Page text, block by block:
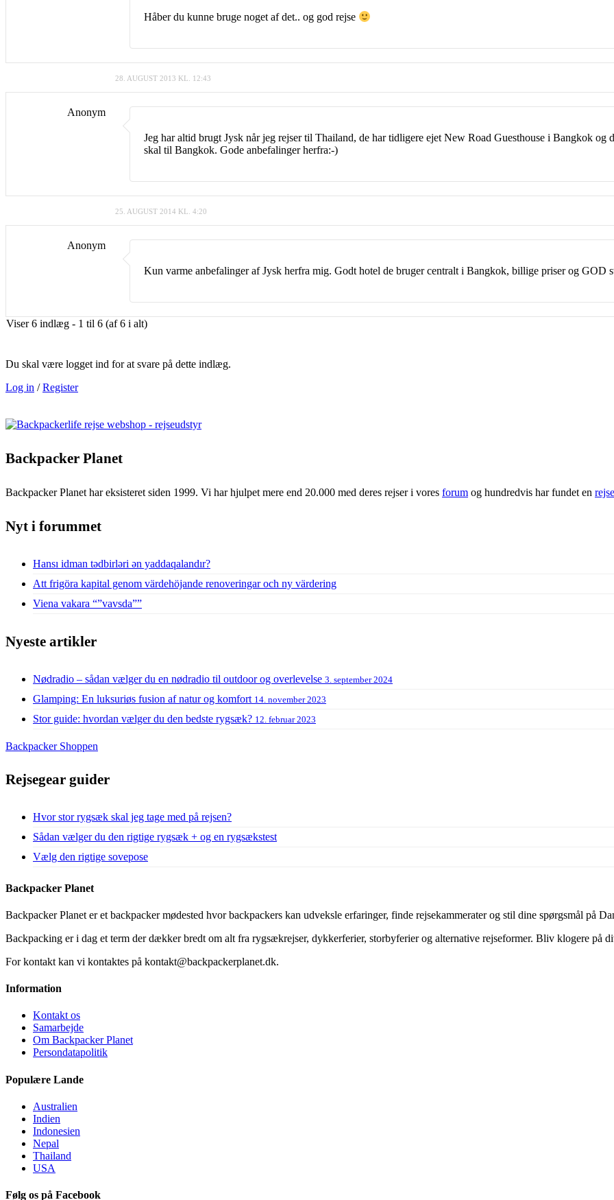
Håber du kunne bruge noget af det.. og god rejse
28. AUGUST 2013 KL. 12:43
Anonym
Jeg har altid brugt Jysk når jeg rejser til Thailand, de har tidligere ejet New Road Guesthouse i Bangkok og
skal til Bangkok. Gode anbefalinger herfra:-)
25. AUGUST 2014 KL. 4:20
Anonym
Kun varme anbefalinger af Jysk herfra mig. Godt hotel de bruger centralt i Bangkok, billige priser og GOD
Viser 6 indlæg - 1 til 6 (af 6 i alt)
Du skal være logget ind for at svare på dette indlæg.
Log in /Register
Backpacker Planet
Backpacker Planet har eksisteret siden 1999. Vi har hjulpet mere end 20.000 med deres rejser i vores forum og hundredvis har fundet en
Nyt i forummet
Hansı idman tədbirləri ən yaddaqalandır?
Att frigöra kapital genom värdehöjande renoveringar och ny värdering
Viena vakara “”vavsda””
Nyeste artikler
Nødradio – sådan vælger du en nødradio til outdoor og overlevelse 3. september 2024
Glamping: En luksuriøs fusion af natur og komfort 14. november 2023
Stor guide: hvordan vælger du den bedste rygsæk? 12. februar 2023
Backpacker Shoppen
Rejsegear guider
Hvor stor rygsæk skal jeg tage med på rejsen?
Sådan vælger du den rigtige rygsæk + og en rygsækstest
Vælg den rigtige sovepose
Backpacker Planet
Backpacker Planet er et backpacker mødested hvor backpackers kan udveksle erfaringer, finde rejsekammerater og stil dine spørgsmål på
Backpacking er i dag et term der dækker bredt om alt fra rygsækrejser, dykkerferier, storbyferier og alternative rejseformer. Bliv klogere på
For kontakt kan vi kontaktes på kontakt@backpackerplanet.dk.
Information
Kontakt os
Samarbejde
Om Backpacker Planet
Persondatapolitik
Populære Lande
Australien
Indien
Indonesien
Nepal
Thailand
USA
Følg os på Facebook